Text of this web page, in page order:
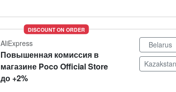
DISCOUNT ON ORDER
AliExpress
Повышенная комиссия в
магазине Poco Official Store
до +2%
Belarus
Kazakstan